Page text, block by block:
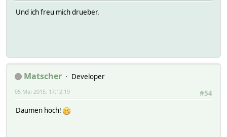
Und ich freu mich drueber.
Matscher
Developer
#54
05 Mai 2015, 17:12:19
Daumen hoch!